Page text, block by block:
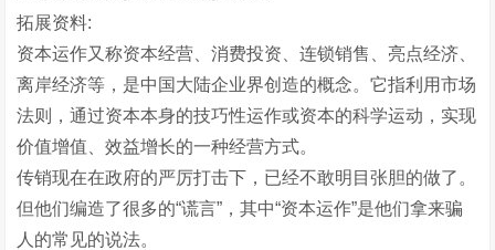
拓展资料:
资本运作又称资本经营、消费投资、连锁销售、亮点经济、
离岸经济等，是中国大陆企业界创造的概念。它指利用市场
法则，通过资本本身的技巧性运作或资本的科学运动，实现
价值增值、效益增长的一种经营方式。
传销现在在政府的严厉打击下，已经不敢明目张胆的做了。
但他们编造了很多的“谎言”，其中“资本运作”是他们拿来骗
人的常见的说法。